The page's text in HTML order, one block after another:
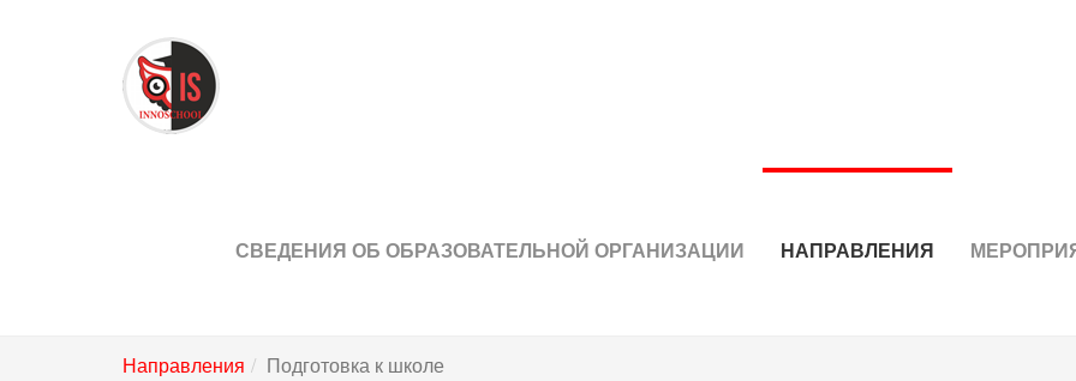
СВЕДЕНИЯ ОБ ОБРАЗОВАТЕЛЬНОЙ ОРГАНИЗАЦИИ НАПРАВЛЕНИЯ
Направления Подготовка к школе